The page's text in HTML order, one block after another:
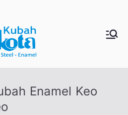
MAHKO
H
Jual Kubah Masjid
Enamel Keo